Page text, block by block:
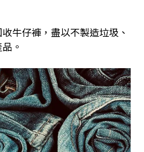
牛仔褲，盡以不製造垃圾、
。